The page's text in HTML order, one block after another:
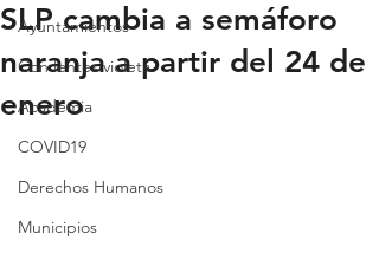
Ayuntamientos
Con lentes violeta
Academia
COVID19
Derechos Humanos
Municipios
SLP cambia a semáforo
naranja a partir del 24 de
enero